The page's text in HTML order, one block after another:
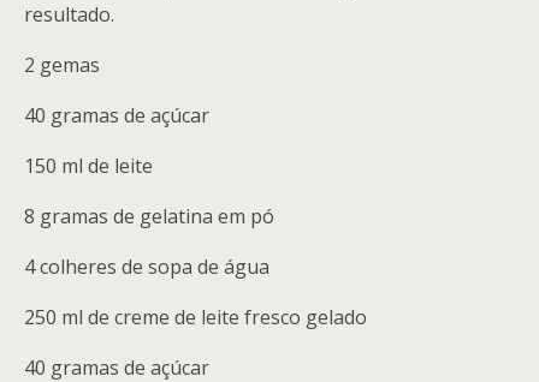
resultado.
2 gemas
40 gramas de açúcar
150 ml de leite
8 gramas de gelatina em pó
4 colheres de sopa de água
250 ml de creme de leite fresco gelado
40 gramas de açúcar